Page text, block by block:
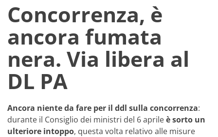
Concorrenza, è
ancora fumata
nera. Via libera al
DL PA
Ancora niente da fare per il ddl sulla concorrenza:
durante il Consiglio dei ministri del 6 aprileè sorto un
ulteriore intoppo, questa volta relativo alle misure